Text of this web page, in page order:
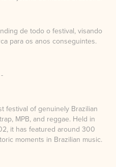
de todo o festival, visando
para os anos conseguintes.
-
festival of genuinely Brazilian
MPB, and reggae. Held in
it has featured around 300
moments in Brazilian music.